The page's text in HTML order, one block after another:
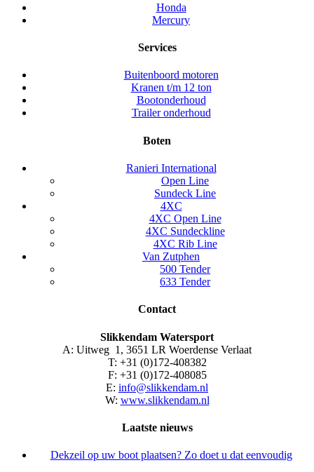
Honda
Mercury
Services
Buitenboord motoren
Kranen t/m 12 ton
Bootonderhoud
Trailer onderhoud
Boten
Ranieri International
Open Line
Sundeck Line
4XC
4XC Open Line
4XC Sundeckline
4XC Rib Line
Van Zutphen
500 Tender
633 Tender
Contact
Slikkendam Watersport
A: Uitweg 1, 3651 LR Woerdense Verlaat
T: +31 (0)172-408382
F: +31 (0)172-408085
E: info@slikkendam.nl
W: www.slikkendam.nl
Laatste nieuws
Dekzeil op uw boot plaatsen? Zo doet u dat eenvoudig